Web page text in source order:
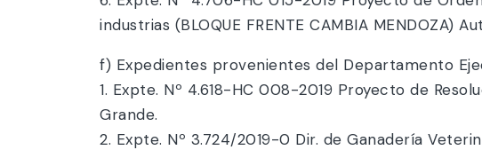
industrias (BLOQUE FRENTE CAMBIA MENDOZA)
f) Expedientes provenientes del Departamento
1. Expte. Nº 4.618-HC 008-2019 Proyecto de
Grande.
2. Expte. Nº 3.724/2019-0 Dir. de Ganadería